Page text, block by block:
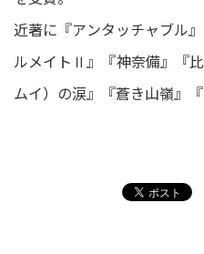
近著に『アンタッチャブル
ルメイトⅡ』『神奈備』『
ムイ）の涙』『蒼き山嶺』